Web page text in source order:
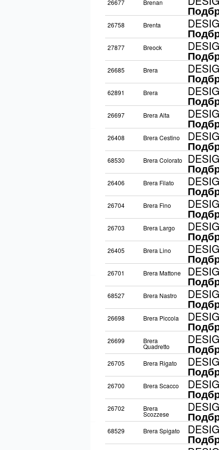
26677 Brenan
26758 Brenta
27877 Breock
26685 Brera
62891 Brera
26697 Brera Alta
26408 Brera Cestino
68530 Brera Colorato
26406 Brera Filato
26704 Brera Fino
26703 Brera Largo
26405 Brera Lino
26701 Brera Mattone
68527 Brera Nastro
26698 Brera Piccola
26699 Brera
Quadretto
26705 Brera Rigato
26700 Brera Scacco
26702 Brera
Scozzese
68529 Brera Spigato